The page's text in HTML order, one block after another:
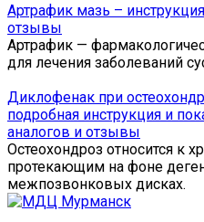
Артрафик мазь –
отзывы
Артрафик —
для лечения заболеваний
Диклофенак при
подробная инструкция и
аналогов и отзывы
Остеохондроз относится к
протекающим на фоне
межпозвонковых дисках.